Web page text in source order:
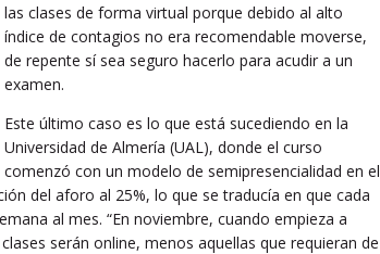
las clases de forma virtual porque debido al alto
índice de contagios no era recomendable moverse,
de repente sí sea seguro hacerlo para acudir a un
examen.
Este último caso es lo que está sucediendo en la
Universidad de Almería (UAL), donde el curso
comenzó con un modelo de semipresencialidad en el
del aforo al 25%, lo que se traducía en que cada
al mes. “En noviembre, cuando empieza a
serán online, menos aquellas que requieran de